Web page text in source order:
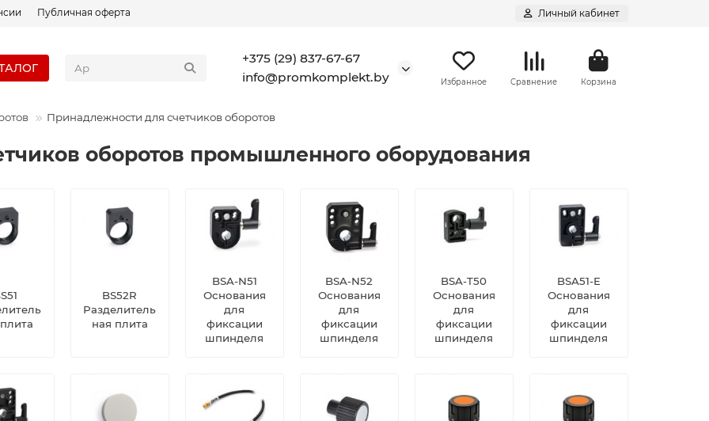
Публичная оферта Личный кабинет
+375 (29) 837-67-67
info@promkomplekt.by
Избранное Сравнение Корзина
Принадлежности для счетчиков оборотов
оборотов промышленного оборудования
BS52R
Разделитель
ная плита
BSA-N51
Основания
для
фиксации
шпинделя
BSA-N52
Основания
для
фиксации
шпинделя
BSA-T50
Основания
для
фиксации
шпинделя
BSA51-E
Основания
для
фиксации
шпинделя